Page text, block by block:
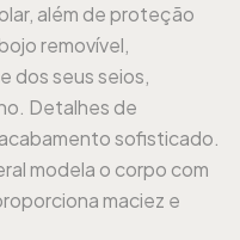
além de proteção
removível,
dos seus seios,
Detalhes de
sofisticado.
modela o corpo com
maciez e